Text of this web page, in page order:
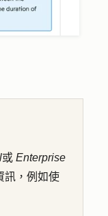
或 Enterprise
訊，例如使